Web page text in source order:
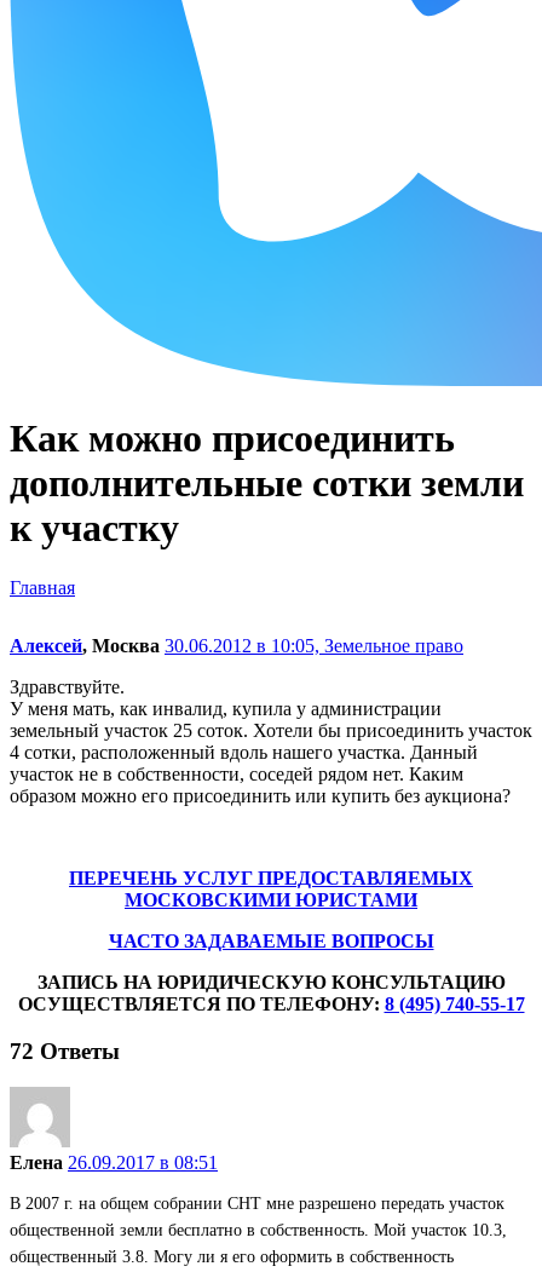
Как можно присоединить
дополнительные сотки земли
к участку
Главная
Алексей, Москва 30.06.2012 в 10:05, Земельное право
Здравствуйте.
У меня мать, как инвалид, купила у администрации
земельный участок 25 соток. Хотели бы присоединить участок
4 сотки, расположенный вдоль нашего участка. Данный
участок не в собственности, соседей рядом нет. Каким
образом можно его присоединить или купить без аукциона?
ПЕРЕЧЕНЬ УСЛУГ ПРЕДОСТАВЛЯЕМЫХ
МОСКОВСКИМИ ЮРИСТАМИ
ЧАСТО ЗАДАВАЕМЫЕ ВОПРОСЫ
ЗАПИСЬ НА ЮРИДИЧЕСКУЮ КОНСУЛЬТАЦИЮ
ОСУЩЕСТВЛЯЕТСЯ ПО ТЕЛЕФОНУ: 8 (495) 740-55-17
72 Ответы
Елена 26.09.2017 в 08:51
В 2007 г. на общем собрании СНТ мне разрешено передать участок
общественной земли бесплатно в собственность. Мой участок 10.3,
общественный 3.8. Могу ли я его оформить в собственность